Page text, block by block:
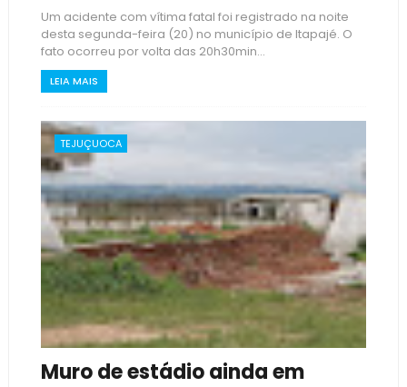
Um acidente com vítima fatal foi registrado na noite
desta segunda-feira (20) no município de Itapajé. O
fato ocorreu por volta das 20h30min...
LEIA MAIS
TEJUÇUOCA
Muro de estádio ainda em